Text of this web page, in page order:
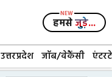
हमसेजुड़े...
उत्तरप्रदेश जॉब/वेकैंसी